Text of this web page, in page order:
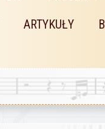
ARTYKUŁY